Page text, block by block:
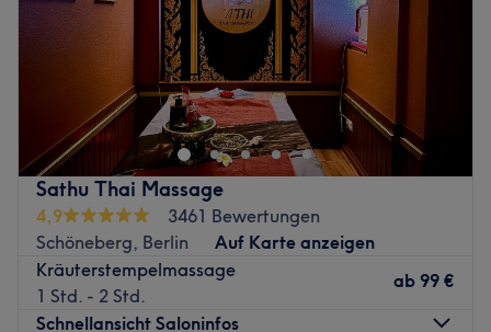
Sathu Thai Massage
4,9
3461 Bewertungen
Schöneberg, Berlin
Auf Karte anzeigen
Kräuterstempelmassage
1 Std. - 2 Std.
ab 99 €
Schnellansicht Saloninfos